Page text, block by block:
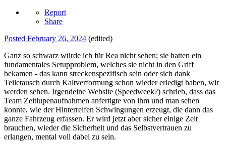
Report
Share
Posted February 26, 2024 (edited)
Ganz so schwarz würde ich für Rea nicht sehen; sie hatten ein
fundamentales Setupproblem, welches sie nicht in den Griff
bekamen - das kann streckenspezifisch sein oder sich dank
Teiletausch durch Kaltverformung schon wieder erledigt haben, wir
werden sehen. Irgendeine Website (Speedweek?) schrieb, dass das
Team Zeitlupenaufnahmen anfertigte von ihm und man sehen
konnte, wie der Hinterreifen Schwingungen erzeugt, die dann das
ganze Fahrzeug erfassen. Er wird jetzt aber sicher einige Zeit
brauchen, wieder die Sicherheit und das Selbstvertrauen zu
erlangen, mental voll dabei zu sein.